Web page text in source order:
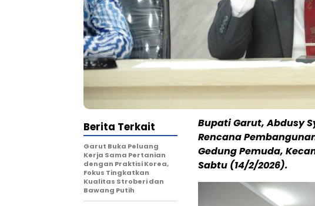
Bupati Garut, Abdusy
Rencana
Gedung Pemuda,
Sabtu (14/2/2026).
Berita Terkait
Garut Buka Peluang
Kerja Sama Pertanian
dengan Praktisi Korea,
Fokus Tingkatkan
Kualitas Stroberi dan
Bawang Putih